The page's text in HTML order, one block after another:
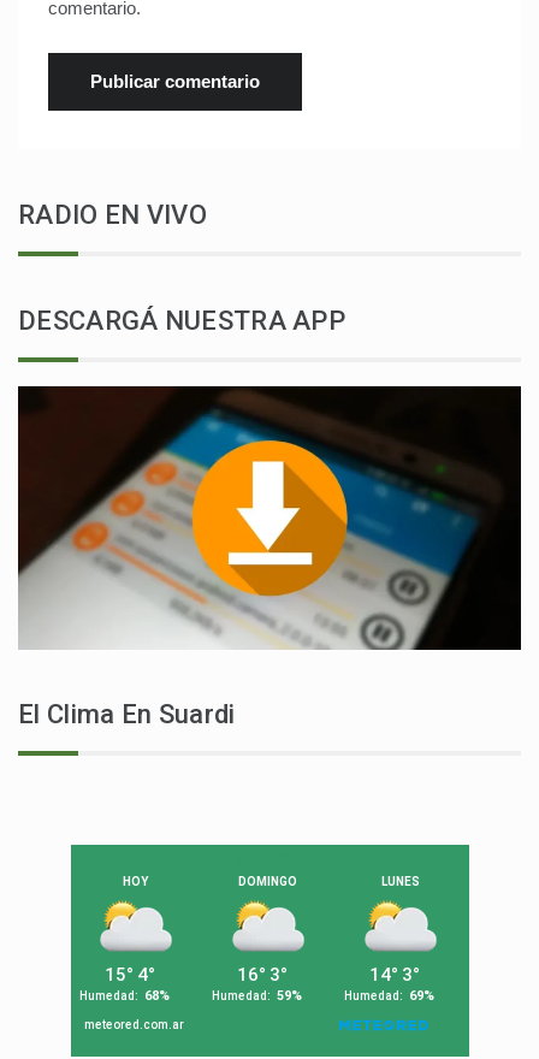
comentario.
RADIO EN VIVO
DESCARGÁ NUESTRA APP
El Clima En Suardi